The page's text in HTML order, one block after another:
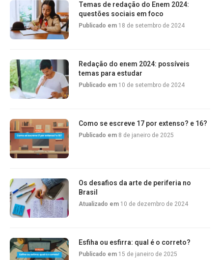
Temas de redação do Enem 2024:
questões sociais em foco
Publicado em 18 de setembro de 2024
Redação do enem 2024: possíveis
temas para estudar
Publicado em 10 de setembro de 2024
Como se escreve 17 por extenso? e 16?
Publicado em 8 de janeiro de 2025
Os desafios da arte de periferia no
Brasil
Atualizado em 10 de dezembro de 2024
Esfiha ou esfirra: qual é o correto?
Publicado em 15 de janeiro de 2025